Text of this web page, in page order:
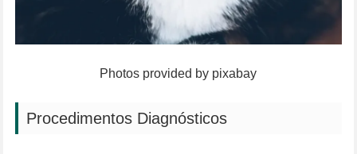
Photos provided by pixabay
Procedimentos Diagnósticos